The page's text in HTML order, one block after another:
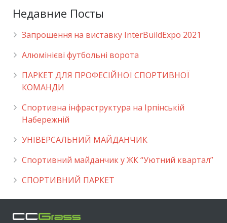
Недавние Посты
Запрошення на виставку InterBuildExpo 2021
Алюмінієві футбольні ворота
ПАРКЕТ ДЛЯ ПРОФЕСІЙНОЇ СПОРТИВНОЇ
КОМАНДИ
Спортивна інфраструктура на Ірпінській
Набережній
УНІВЕРСАЛЬНИЙ МАЙДАНЧИК
Cпортивний майданчик у ЖК “Уютний квартал”
СПОРТИВНИЙ ПАРКЕТ